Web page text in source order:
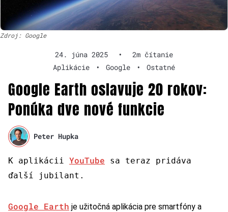
Zdroj: Google
24. júna 2025 •
2m čítanie
Aplikácie
• Google • Ostatné
Google Earth oslavuje 20 rokov:
Ponúka dve nové funkcie
Peter Hupka
K aplikácii YouTube sa teraz pridáva
ďalší jubilant.
Google Earth je užitočná aplikácia pre smartfóny a